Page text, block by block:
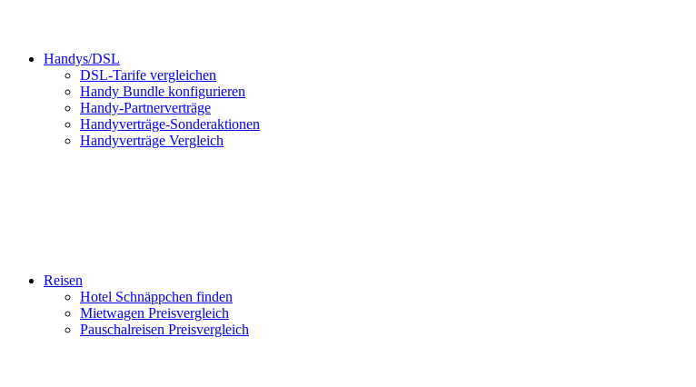
Handys/DSL
DSL-Tarife vergleichen
Handy Bundle konfigurieren
Handy-Partnerverträge
Handyverträge-Sonderaktionen
Handyverträge Vergleich
Reisen
Hotel Schnäppchen finden
Mietwagen Preisvergleich
Pauschalreisen Preisvergleich